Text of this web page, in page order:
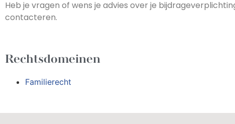
Heb je vragen of wens je advies over je
contacteren.
Rechtsdomeinen
Familierecht